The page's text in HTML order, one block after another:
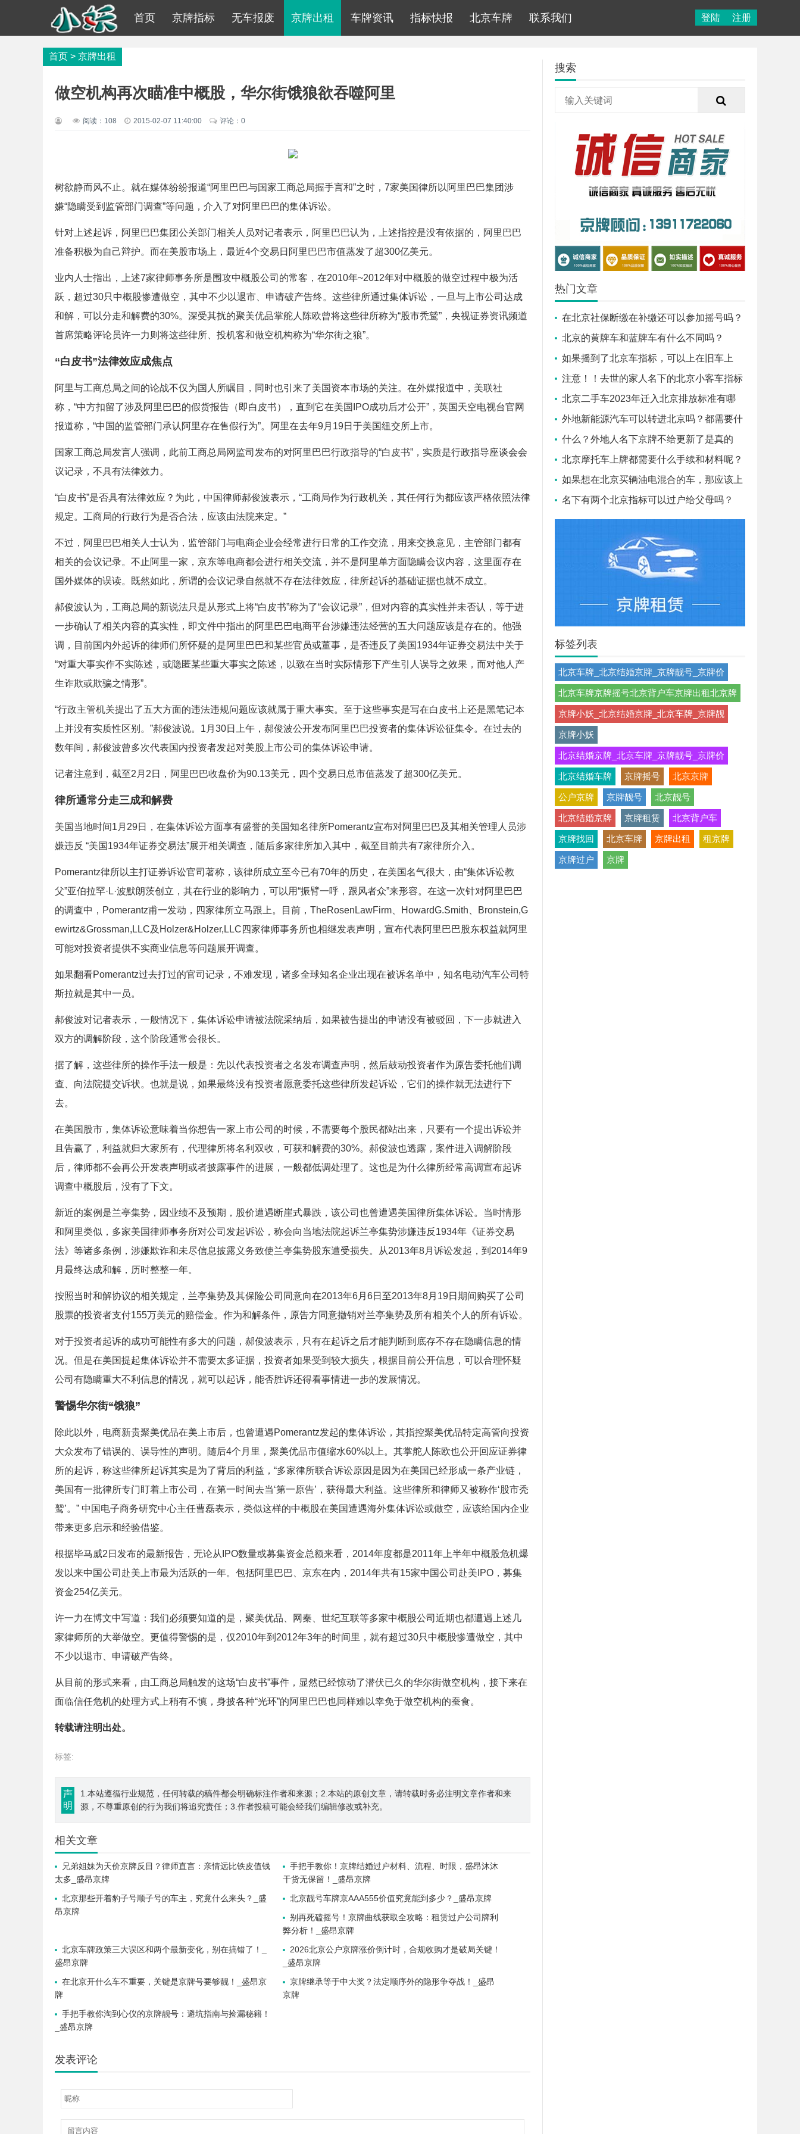
首页 京牌指标 无车报废 京牌出租 车牌资讯 指标快报 北京车牌 联系我们 登陆 注册
首页 > 京牌出租
做空机构再次瞄准中概股，华尔街饿狼欲吞噬阿里
阅读： 108 2015-02-07 11:40:00 评论：0
树欲静而风不止。就在媒体纷纷报道“阿里巴巴与国家工商总局握手言和”之时，7家美国律所以阿里巴巴集团涉
嫌“隐瞒受到监管部门调查”等问题，介入了对阿里巴巴的集体诉讼。
针对上述起诉，阿里巴巴集团公关部门相关人员对记者表示，阿里巴巴认为，上述指控是没有依据的，阿里巴巴
准备积极为自己辩护。而在美股市场上，最近4个交易日阿里巴巴市值蒸发了超300亿美元。
业内人士指出，上述7家律师事务所是围攻中概股公司的常客，在2010年~2012年对中概股的做空过程中极为活
跃，超过30只中概股惨遭做空，其中不少以退市、申请破产告终。这些律所通过集体诉讼，一旦与上市公司达成
和解，可以分走和解费的30%。深受其扰的聚美优品掌舵人陈欧曾将这些律所称为“股市秃鹫”，央视证券资讯频道
首席策略评论员许一力则将这些律所、投机客和做空机构称为“华尔街之狼”。
“白皮书”法律效应成焦点
阿里与工商总局之间的论战不仅为国人所瞩目，同时也引来了美国资本市场的关注。在外媒报道中，美联社
称，“中方扣留了涉及阿里巴巴的假货报告（即白皮书），直到它在美国IPO成功后才公开”，英国天空电视台官网
报道称，“中国的监管部门承认阿里存在售假行为”。阿里在去年9月19日于美国纽交所上市。
国家工商总局发言人强调，此前工商总局网监司发布的对阿里巴巴行政指导的“白皮书”，实质是行政指导座谈会会
议记录，不具有法律效力。
“白皮书”是否具有法律效应？为此，中国律师郝俊波表示，“工商局作为行政机关，其任何行为都应该严格依照法律
规定。工商局的行政行为是否合法，应该由法院来定。”
不过，阿里巴巴相关人士认为，监管部门与电商企业会经常进行日常的工作交流，用来交换意见，主管部门都有
相关的会议记录。不止阿里一家，京东等电商都会进行相关交流，并不是阿里单方面隐瞒会议内容，这里面存在
国外媒体的误读。既然如此，所谓的会议记录自然就不存在法律效应，律所起诉的基础证据也就不成立。
郝俊波认为，工商总局的新说法只是从形式上将“白皮书”称为了“会议记录”，但对内容的真实性并未否认，等于进
一步确认了相关内容的真实性，即文件中指出的阿里巴巴电商平台涉嫌违法经营的五大问题应该是存在的。他强
调，目前国内外起诉的律师们所怀疑的是阿里巴巴和某些官员或董事，是否违反了美国1934年证券交易法中关于
“对重大事实作不实陈述，或隐匿某些重大事实之陈述，以致在当时实际情形下产生引人误导之效果，而对他人产
生诈欺或欺骗之情形”。
“行政主管机关提出了五大方面的违法违规问题应该就属于重大事实。至于这些事实是写在白皮书上还是黑笔记本
上并没有实质性区别。”郝俊波说。1月30日上午，郝俊波公开发布阿里巴巴投资者的集体诉讼征集令。在过去的
数年间，郝俊波曾多次代表国内投资者发起对美股上市公司的集体诉讼申请。
记者注意到，截至2月2日，阿里巴巴收盘价为90.13美元，四个交易日总市值蒸发了超300亿美元。
律所通常分走三成和解费
美国当地时间1月29日，在集体诉讼方面享有盛誉的美国知名律所Pomerantz宣布对阿里巴巴及其相关管理人员涉
嫌违反 “美国1934年证券交易法”展开相关调查，随后多家律所加入其中，截至目前共有7家律所介入。
Pomerantz律所以主打证券诉讼官司著称，该律所成立至今已有70年的历史，在美国名气很大，由“集体诉讼教
父”亚伯拉罕·L·波默朗茨创立，其在行业的影响力，可以用“振臂一呼，跟风者众”来形容。在这一次针对阿里巴巴
的调查中，Pomerantz甫一发动，四家律所立马跟上。目前，TheRosenLawFirm、HowardG.Smith、Bronstein,G
ewirtz&Grossman,LLC及Holzer&Holzer,LLC四家律师事务所也相继发表声明，宣布代表阿里巴巴股东权益就阿里
可能对投资者提供不实商业信息等问题展开调查。
如果翻看Pomerantz过去打过的官司记录，不难发现，诸多全球知名企业出现在被诉名单中，知名电动汽车公司特
斯拉就是其中一员。
郝俊波对记者表示，一般情况下，集体诉讼申请被法院采纳后，如果被告提出的申请没有被驳回，下一步就进入
双方的调解阶段，这个阶段通常会很长。
据了解，这些律所的操作手法一般是：先以代表投资者之名发布调查声明，然后鼓动投资者作为原告委托他们调
查、向法院提交诉状。也就是说，如果最终没有投资者愿意委托这些律所发起诉讼，它们的操作就无法进行下
去。
在美国股市，集体诉讼意味着当你想告一家上市公司的时候，不需要每个股民都站出来，只要有一个提出诉讼并
且告赢了，利益就归大家所有，代理律所将名利双收，可获和解费的30%。郝俊波也透露，案件进入调解阶段
后，律师都不会再公开发表声明或者披露事件的进展，一般都低调处理了。这也是为什么律所经常高调宣布起诉
调查中概股后，没有了下文。
新近的案例是兰亭集势，因业绩不及预期，股价遭遇断崖式暴跌，该公司也曾遭遇美国律所集体诉讼。当时情形
和阿里类似，多家美国律师事务所对公司发起诉讼，称会向当地法院起诉兰亭集势涉嫌违反1934年《证券交易
法》等诸多条例，涉嫌欺诈和未尽信息披露义务致使兰亭集势股东遭受损失。从2013年8月诉讼发起，到2014年9
月最终达成和解，历时整整一年。
按照当时和解协议的相关规定，兰亭集势及其保险公司同意向在2013年6月6日至2013年8月19日期间购买了公司
股票的投资者支付155万美元的赔偿金。作为和解条件，原告方同意撤销对兰亭集势及所有相关个人的所有诉讼。
对于投资者起诉的成功可能性有多大的问题，郝俊波表示，只有在起诉之后才能判断到底存不存在隐瞒信息的情
况。但是在美国提起集体诉讼并不需要太多证据，投资者如果受到较大损失，根据目前公开信息，可以合理怀疑
公司有隐瞒重大不利信息的情况，就可以起诉，能否胜诉还得看事情进一步的发展情况。
警惕华尔街“饿狼”
除此以外，电商新贵聚美优品在美上市后，也曾遭遇Pomerantz发起的集体诉讼，其指控聚美优品特定高管向投资
大众发布了错误的、误导性的声明。随后4个月里，聚美优品市值缩水60%以上。其掌舵人陈欧也公开回应证券律
所的起诉，称这些律所起诉其实是为了背后的利益，“多家律所联合诉讼原因是因为在美国已经形成一条产业链，
美国有一批律所专门盯着上市公司，在第一时间去当‘第一原告’，获得最大利益。这些律所和律师又被称作‘股市秃
鹫’。” 中国电子商务研究中心主任曹磊表示，类似这样的中概股在美国遭遇海外集体诉讼或做空，应该给国内企业
带来更多启示和经验借鉴。
根据毕马威2日发布的最新报告，无论从IPO数量或募集资金总额来看，2014年度都是2011年上半年中概股危机爆
发以来中国公司赴美上市最为活跃的一年。包括阿里巴巴、京东在内，2014年共有15家中国公司赴美IPO，募集
资金254亿美元。
许一力在博文中写道：我们必须要知道的是，聚美优品、网秦、世纪互联等多家中概股公司近期也都遭遇上述几
家律师所的大举做空。更值得警惕的是，仅2010年到2012年3年的时间里，就有超过30只中概股惨遭做空，其中
不少以退市、申请破产告终。
从目前的形式来看，由工商总局触发的这场“白皮书”事件，显然已经惊动了潜伏已久的华尔街做空机构，接下来在
面临信任危机的处理方式上稍有不慎，身披各种“光环”的阿里巴巴也同样难以幸免于做空机构的蚕食。
转载请注明出处。
标签:
声
明
1.本站遵循行业规范，任何转载的稿件都会明确标注作者和来源；2.本站的原创文章，请转载时务必注明文章作者和来
源，不尊重原创的行为我们将追究责任；3.作者投稿可能会经我们编辑修改或补充。
相关文章
兄弟姐妹为天价京牌反目？律师直言：亲情远比铁皮值钱
太多_盛昂京牌
手把手教你！京牌结婚过户材料、流程、时限，盛昂沐沐
干货无保留！_盛昂京牌
北京那些开着豹子号顺子号的车主，究竟什么来头？_盛
昂京牌
北京靓号车牌京AAA555价值究竟能到多少？_盛昂京牌
别再死磕摇号！京牌曲线获取全攻略：租赁过户公司牌利
弊分析！_盛昂京牌
北京车牌政策三大误区和两个最新变化，别在搞错了！_
盛昂京牌
2026北京公户京牌涨价倒计时，合规收购才是破局关键！
_盛昂京牌
在北京开什么车不重要，关键是京牌号要够靓！_盛昂京
牌
京牌继承等于中大奖？法定顺序外的隐形争夺战！_盛昂
京牌
手把手教你淘到心仪的京牌靓号：避坑指南与捡漏秘籍！
_盛昂京牌
发表评论
搜索
热门文章
在北京社保断缴在补缴还可以参加摇号吗？
北京的黄牌车和蓝牌车有什么不同吗？
如果摇到了北京车指标，可以上在旧车上
吗？
注意！！去世的家人名下的北京小客车指标
需要怎么做才能过户给子
北京二手车2023年迁入北京排放标准有哪
些？盛昂小编告诉您！
外地新能源汽车可以转进北京吗？都需要什
么条件？
什么？外地人名下京牌不给更新了是真的
吗？
北京摩托车上牌都需要什么手续和材料呢？
如果想在北京买辆油电混合的车，那应该上
蓝牌还是绿牌？
名下有两个北京指标可以过户给父母吗？
标签列表
北京车牌_北京结婚京牌_京牌靓号_京牌价
北京车牌京牌摇号北京背户车京牌出租北京牌
京牌小妖_北京结婚京牌_北京车牌_京牌靓
京牌小妖
北京结婚京牌_北京车牌_京牌靓号_京牌价
北京结婚车牌 京牌摇号 北京京牌
公户京牌 京牌靓号 北京靓号
北京结婚京牌 京牌租赁 北京背户车
京牌找回 北京车牌 京牌出租 租京牌
京牌过户 京牌